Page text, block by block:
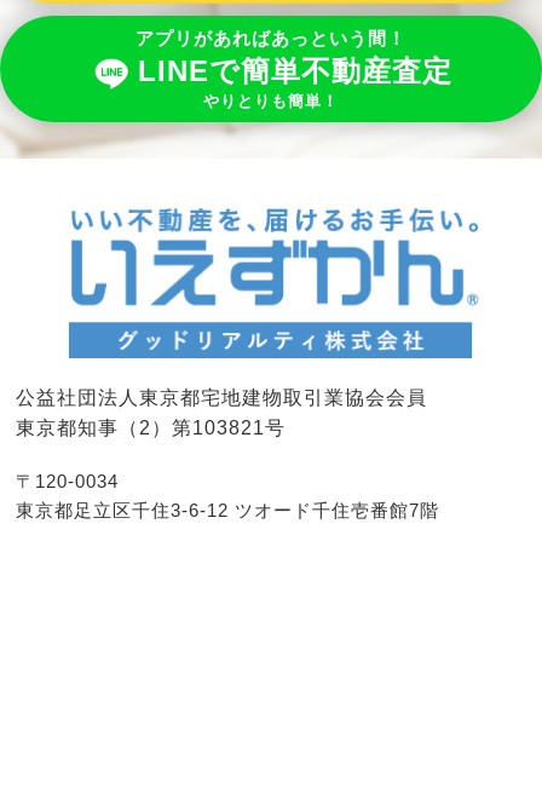
アプリがあればあっという間！
LINEで簡単不動産査定
やりとりも簡単！
公益社団法人東京都宅地建物取引業協会会員
東京都知事（2）第103821号
〒120-0034
東京都足立区千住3-6-12 ツオード千住壱番館7階